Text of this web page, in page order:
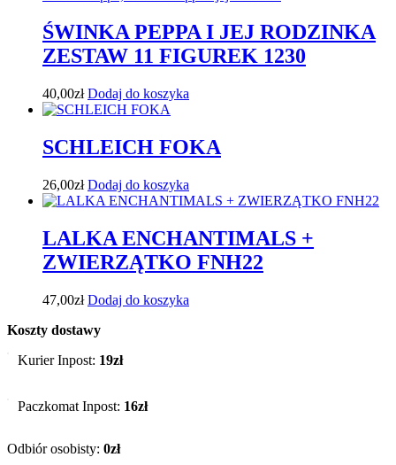
ŚWINKA PEPPA I JEJ RODZINKA
ZESTAW 11 FIGUREK 1230
40,00zł Dodaj do koszyka
SCHLEICH FOKA
26,00zł Dodaj do koszyka
LALKA ENCHANTIMALS +
ZWIERZĄTKO FNH22
47,00zł Dodaj do koszyka
Koszty dostawy
Kurier Inpost: 19zł
Paczkomat Inpost: 16zł
Odbiór osobisty: 0zł